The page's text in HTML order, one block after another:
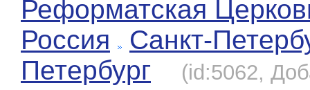
Реформатская
Россия
Санкт-
Петербург
(id:5062,